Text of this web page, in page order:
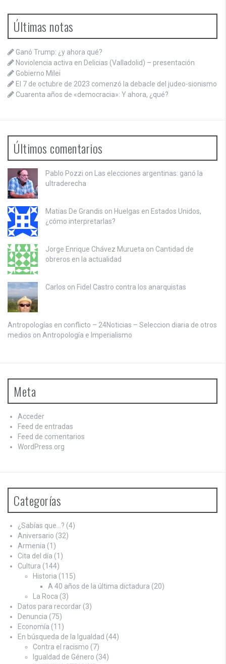
Últimas notas
Ganó Trump: ¿y ahora qué?
Noviolencia activa en Delicias (Valladolid) – presentación
Gobierno Milei
El 7 de octubre de 2023 comenzó la debacle del judeo-sionismo
Cuarenta años de «democracia»: Y ahora, ¿qué?
Últimos comentarios
Pablo Pozzi on Las elecciones argentinas: ganó la
ultraderecha
Matias De Grandis on Huelgas en Estados Unidos,
¿cómo interpretarlas?
Jorge Enrique Chávez Murueta on Cantidad de
obreros en la actualidad
Carlos on Fidel Castro contra los anarquistas
Antropologías en conflicto – 24Noticias – Seleccion diaria de otros
medios on Antropología e Imperialismo
Meta
Acceder
Feed de entradas
Feed de comentarios
WordPress.org
Categorías
¿Sabías que…? (4)
Aniversario (32)
Armenia (1)
Cita del día (1)
Cultura (144)
Historia (115)
A 40 años de la última dictadura (20)
La Roca (3)
Datos para recordar (3)
Denuncia (75)
Economía (11)
En búsqueda de la Igualdad (44)
Contra el racismo (7)
Igualdad de Género (34)